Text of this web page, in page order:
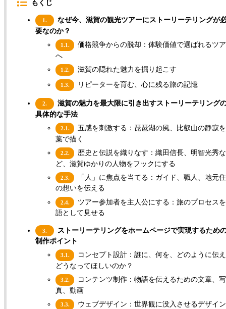
もくじ
1.
なぜ今、滋賀の観光ツアーにストーリーテリングが
要なのか？
1.1.
価格競争からの脱却：体験価値で選ばれるツ
へ
1.2. 滋賀の隠れた魅力を掘り起こす
1.3. リピーターを育む、心に残る旅の記憶
2.
滋賀の魅力を最大限に引き出すストーリーテリング
具体的な手法
2.1.
五感を刺激する：琵琶湖の風、比叡山の静寂
葉で描く
2.2.
歴史と伝説を織りなす：織田信長、明智光秀な
ど、滋賀ゆかりの人物をフックにする
2.3.
「人」に焦点を当てる：ガイド、職人、地元
の想いを伝える
2.4.
ツアー参加者を主人公にする：旅のプロセス
語として見せる
3.
ストーリーテリングをホームページで実現するため
制作ポイント
3.1.
コンセプト設計：誰に、何を、どのように伝
どうなってほしいのか？
3.2.
コンテンツ制作：物語を伝えるための文章、写
真、動画
3.3. ウェブデザイン：世界観に没入させるデザイン